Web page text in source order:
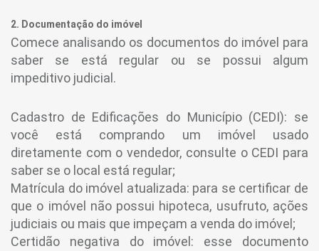
2. Documentação do imóvel
Comece analisando os documentos do imóvel para
saber se está regular ou se possui algum
impeditivo judicial.
Cadastro de Edificações do Município (CEDI): se
você está comprando um imóvel usado
diretamente com o vendedor, consulte o CEDI para
saber se o local está regular;
Matrícula do imóvel atualizada: para se certificar de
que o imóvel não possui hipoteca, usufruto, ações
judiciais ou mais que impeçam a venda do imóvel;
Certidão negativa do imóvel: esse documento